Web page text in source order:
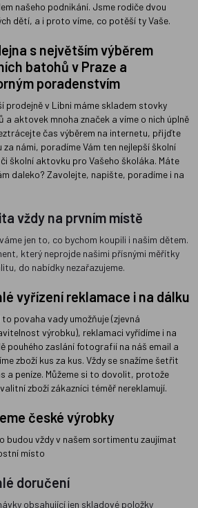
našeho podnikání. Jsme rodiče dvou
dětí, a i proto víme, co potěší ty Vaše.
s největším výběrem
batohů v Praze a
poradenstvím
prodejně v Libni máme skladem stovky
a aktovek mnoha značek a víme o nich úplně
čas výběrem na internetu, přijďte
za námi, poradíme Vám ten nejlepší školní
školní aktovku pro Vašeho školáka. Máte
daleko? Zavolejte, napište, poradíme i na
vždy na prvním místě
jen to, co bychom koupili i našim dětem.
který neprojde našimi přísnými měřítky
do nabídky nezařazujeme.
vyřízení reklamace i na dálku
to povaha vady umožňuje (zjevná
výrobku), reklamaci vyřídíme i na
pouhého zaslání fotografií na náš email a
zboží kus za kus. Vždy se snažíme šetřit
a peníze. Můžeme si to dovolit, protože
zboží zákazníci téměř nereklamují.
české výrobky
budou vždy v našem sortimentu zaujímat
místo
doručení
obsahující jen skladové položky